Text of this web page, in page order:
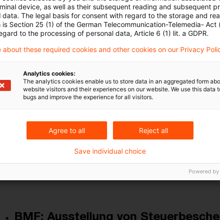
gefunden
Umfassende Möglichkeit zur
Der Bundesfinanzhof (BFH) hat in einem
Steuerbescheid stets geändert werden kann,
Finanzamt übermittelt werden. Hierfür kommt es
dem Finanzamt bereits bekannt war.
BMF: Ausstellung von
device, as well as their subsequent reading and subsequent
data. The legal basis for consent with regard to the storage and
is Section 25 (1) of the German Telecommunication-Telemedia- Act
to the processing of personal data, Article 6 (1) lit. a GDPR.
about these required cookies and other cookies on our Privacy
Analytics cookies:
The analytics cookies enable us to store data in an aggregated form
website visitors and their experiences on our website. We use this data
bugs and improve the experience for all visitors.
Agree to all Reject all
Save individual choice
Powered by